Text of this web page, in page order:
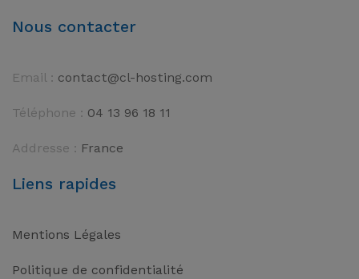
Nous contacter
Email : contact@cl-hosting.com
Téléphone : 04 13 96 18 11
Addresse : France
Liens rapides
Mentions Légales
Politique de confidentialité